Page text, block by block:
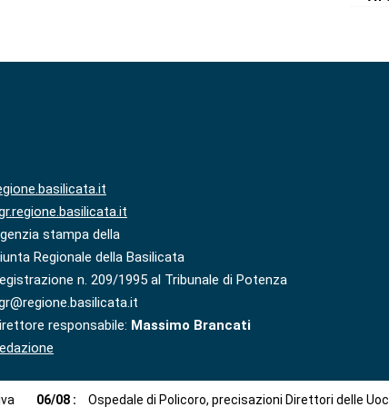
stampa della
Regionale della Basilicata
n. 209/1995 al Tribunale di Potenza
responsabile: Massimo Brancati
06/08 : Ospedale di Policoro, precisazioni Direttori delle Uoc